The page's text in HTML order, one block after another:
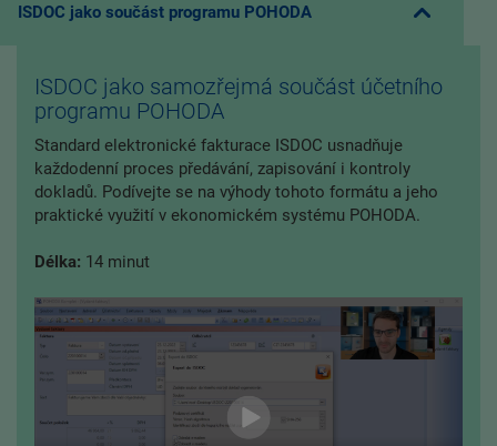
ISDOC jako součást programu POHODA
ISDOC jako samozřejmá součást účetního
programu POHODA
Standard elektronické fakturace ISDOC usnadňuje
každodenní proces předávání, zapisování i kontroly
dokladů. Podívejte se na výhody tohoto formátu a jeho
praktické využití v ekonomickém systému POHODA.
Délka: 14 minut